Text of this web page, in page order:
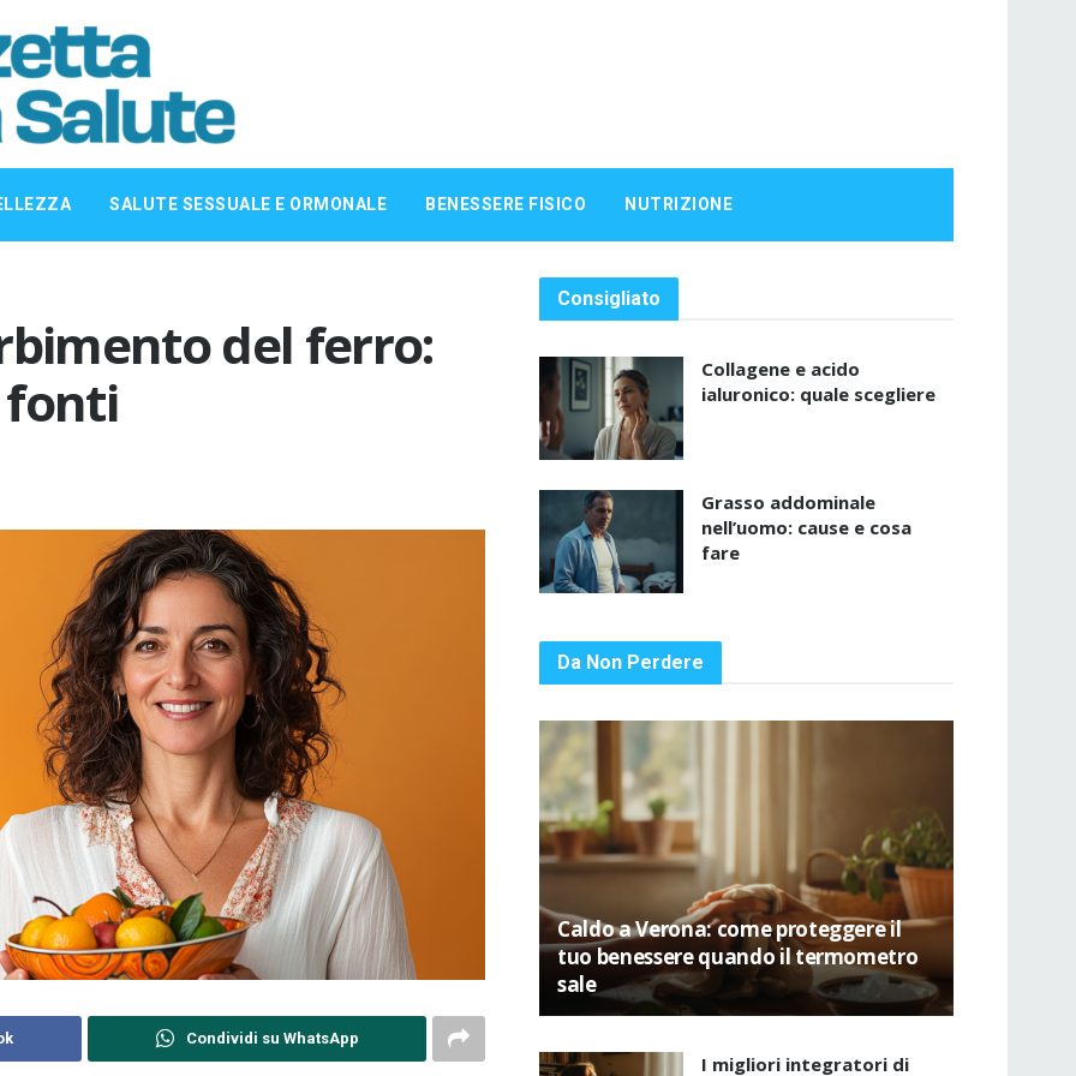
SALUTE SESSUALE E ORMONALE BENESSERE FISICO NUTRIZIONE
del ferro:
fonti
Condividi su WhatsApp
Consigliato
Collagene e acido
ialuronico: quale scegliere
Grasso addominale
nell’uomo: cause e cosa
fare
Da Non Perdere
Caldo a Verona: come proteggere il
tuo benessere quando il termometro
sale
I migliori integratori di